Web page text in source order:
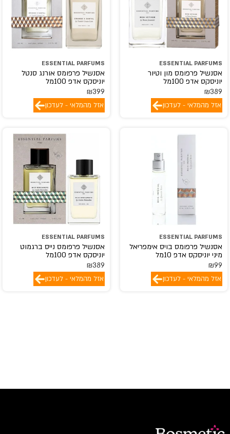
ESSENTIAL PARFUMS
אסנשיל פרפומס מון וטיור
יוניסקס אדפ 100מל
₪389
אזל מהמלאי - לעדכון
ESSENTIAL PARFUMS
אסנשיל פרפומס אורנג סנטל
יוניסקס אדפ 100מל
₪399
אזל מהמלאי - לעדכון
ESSENTIAL PARFUMS
אסנשיל פרפומס בויס אימפריאל
מיני יוניסקס אדפ 10מל
₪99
אזל מהמלאי - לעדכון
ESSENTIAL PARFUMS
אסנשיל פרפומס נייס ברגמוט
יוניסקס אדפ 100מל
₪389
אזל מהמלאי - לעדכון